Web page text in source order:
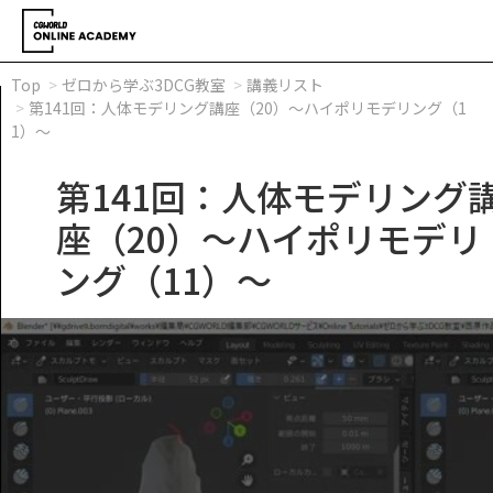
Top ゼロから学ぶ3DCG教室
講義リスト
第141回：人体モデリング講座（20）～ハイポリモデリング（1
1）～
第141回：人体モデリング
座（20）～ハイポリモデリ
ング（11）～